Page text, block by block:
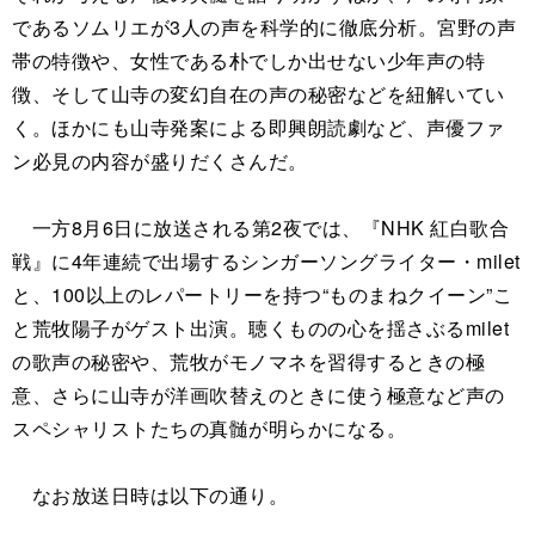
であるソムリエが3人の声を科学的に徹底分析。宮野の声
帯の特徴や、女性である朴でしか出せない少年声の特
徴、そして山寺の変幻自在の声の秘密などを紐解いてい
く。ほかにも山寺発案による即興朗読劇など、声優ファ
ン必見の内容が盛りだくさんだ。
一方8月6日に放送される第2夜では、『NHK 紅白歌合
戦』に4年連続で出場するシンガーソングライター・milet
と、100以上のレパートリーを持つ“ものまねクイーン”こ
と荒牧陽子がゲスト出演。聴くものの心を揺さぶるmilet
の歌声の秘密や、荒牧がモノマネを習得するときの極
意、さらに山寺が洋画吹替えのときに使う極意など声の
スペシャリストたちの真髄が明らかになる。
なお放送日時は以下の通り。